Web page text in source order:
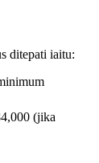
ditepati iaitu:
(jika